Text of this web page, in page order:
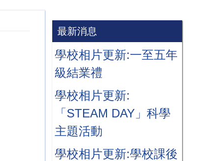
最新消息
學校相片更新:一至五年
級結業禮
學校相片更新:
「STEAM DAY」科學
主題活動
學校相片更新:學校課後